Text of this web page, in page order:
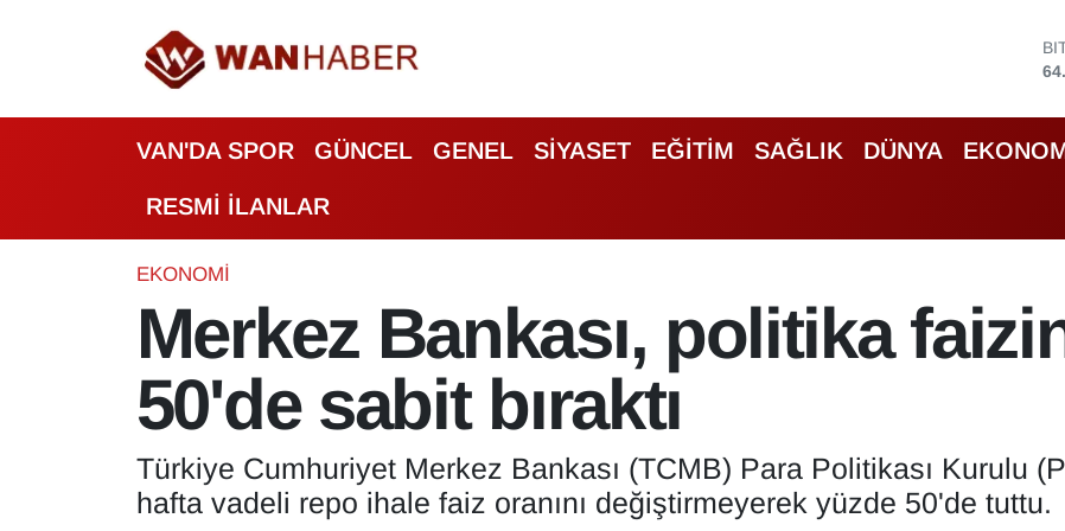
VAN'DA SPOR GÜNCEL GENEL SİYASET EĞİTİM SAĞLIK DÜNYA
RESMİ İLANLAR
EKONOMİ
Merkez Bankası, politika
50'de sabit bıraktı
Türkiye Cumhuriyet Merkez Bankası (TCMB) Para Politikası Kurulu
hafta vadeli repo ihale faiz oranını değiştirmeyerek yüzde 50'de tuttu.
ASAYİŞ
BİLİM VE TEKNOLOJİ
Biyografi
Bölge Haberleri
Deprem
Dernekler, Odalar
Van Nöbetçi Eczaneler
Van Hava Durumu
Van Namaz Vakitleri
Van Trafik Yoğunluk Haritası
Süper Lig Puan Durumu ve Fikstür
Tüm Manşetler
Son Dakika Haberleri
Haber Arşivi